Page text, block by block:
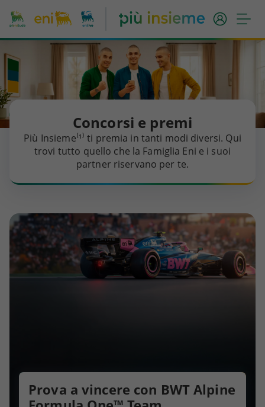
Concorsi e premi
Più Insieme⁽¹⁾ ti premia in tanti modi diversi. Qui
trovi tutto quello che la Famiglia Eni e i suoi
partner riservano per te.
Prova a vincere con BWT Alpine